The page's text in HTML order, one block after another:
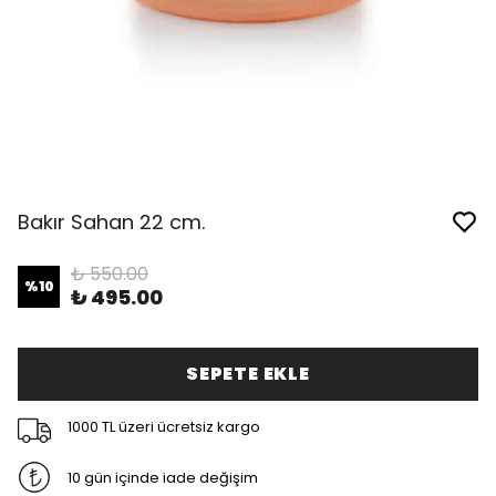
Bakır Sahan 22 cm.
%10 ₺ 550.00
₺ 495.00
SEPETE EKLE
1000 TL üzeri ücretsiz kargo
10 gün içinde iade değişim